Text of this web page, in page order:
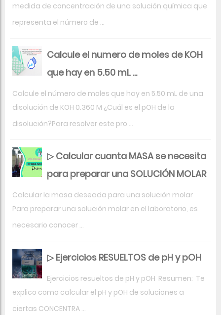
medida de concentración de una solución química que
representa el número de ...
Calcule el numero de moles de KOH
que hay en 5.50 mL ...
Calcule el número de moles que hay en 5.50 mL de una
disolución de KOH 0.360 M ¿Cuál es el pOH de la
disolución?Para resolver este pro ...
▷ Calcular cuanta MASA se necesita
para preparar una SOLUCIÓN MOLAR
Calcular la masa deseada para una solución molar
Para preparar una solución molar en el laboratorio, es
necesario conocer ...
▷ Ejercicios RESUELTOS de pH y pOH
Ejercicios resueltos de pH y pOH Resumen: Te
explico como calcular el pH y pOH de soluciones a
ciertas CONCENTRA ...